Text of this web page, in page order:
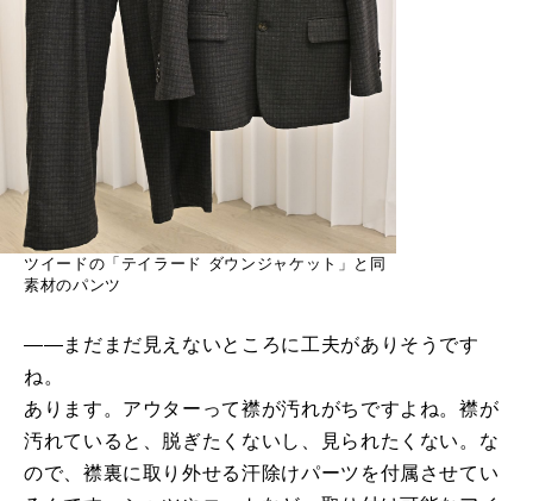
ツイードの「テイラード ダウンジャケット」と同
素材のパンツ
――まだまだ見えないところに工夫がありそうです
ね。
あります。アウターって襟が汚れがちですよね。襟が
汚れていると、脱ぎたくないし、見られたくない。な
ので、襟裏に取り外せる汗除けパーツを付属させてい